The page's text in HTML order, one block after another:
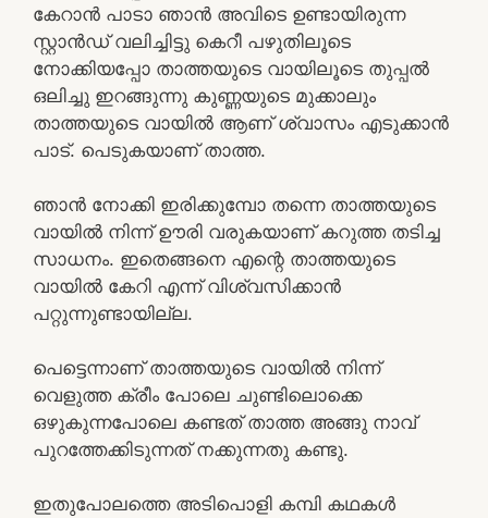
കേറാൻ പാടാ ഞാൻ അവിടെ ഉണ്ടായിരുന്ന
സ്റ്റാൻഡ് വലിച്ചിട്ടു കെറീ പഴുതിലൂടെ
നോക്കിയപ്പോ താത്തയുടെ വായിലൂടെ തുപ്പൽ
ഒലിച്ചു ഇറങ്ങുന്നു കുണ്ണയുടെ മുക്കാലും
താത്തയുടെ വായിൽ ആണ് ശ്വാസം എടുക്കാൻ
പാട്. പെടുകയാണ് താത്ത.
ഞാൻ നോക്കി ഇരിക്കുമ്പോ തന്നെ താത്തയുടെ
വായിൽ നിന്ന് ഊരി വരുകയാണ് കറുത്ത തടിച്ച
സാധനം. ഇതെങ്ങനെ എന്റെ താത്തയുടെ
വായിൽ കേറി എന്ന് വിശ്വസിക്കാൻ
പറ്റുന്നുണ്ടായില്ല.
പെട്ടെന്നാണ് താത്തയുടെ വായിൽ നിന്ന്
വെളുത്ത ക്രീം പോലെ ചുണ്ടിലൊക്കെ
ഒഴുകുന്നപോലെ കണ്ടത് താത്ത അങ്ങു നാവ്
പുറത്തേക്കിടുന്നത് നക്കുന്നതു കണ്ടു.
ഇതുപോലത്തെ അടിപൊളി കമ്പി കഥകൾ